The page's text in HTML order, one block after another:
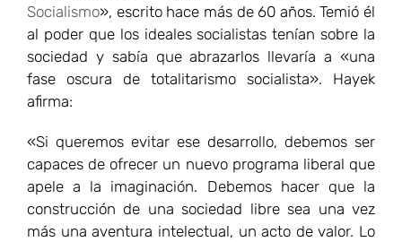
Socialismo», escrito hace más de 60 años. Temió él
al poder que los ideales socialistas tenían sobre la
sociedad y sabía que abrazarlos llevaría a «una
fase oscura de totalitarismo socialista». Hayek
afirma:
«Si queremos evitar ese desarrollo, debemos ser
capaces de ofrecer un nuevo programa liberal que
apele a la imaginación. Debemos hacer que la
construcción de una sociedad libre sea una vez
más una aventura intelectual, un acto de valor. Lo